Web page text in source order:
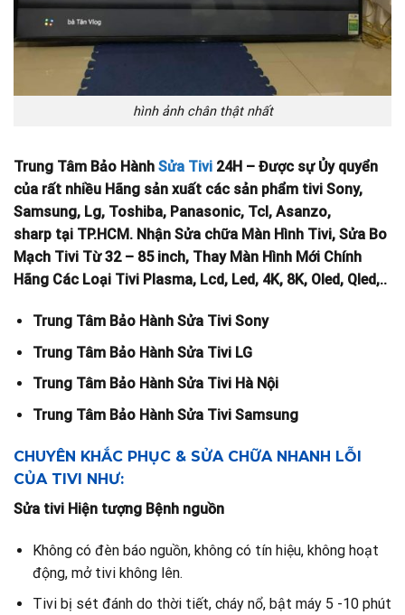
hình ảnh chân thật nhất
Trung Tâm Bảo Hành Sửa Tivi 24H – Được sự Ủy quyển
của rất nhiều Hãng sản xuất các sản phẩm tivi Sony,
Samsung, Lg, Toshiba, Panasonic, Tcl, Asanzo,
sharp tại TP.HCM. Nhận Sửa chữa Màn Hình Tivi, Sửa Bo
Mạch Tivi Từ 32 – 85 inch, Thay Màn Hình Mới Chính
Hãng Các Loại Tivi Plasma, Lcd, Led, 4K, 8K, Oled, Qled,..
Trung Tâm Bảo Hành Sửa Tivi Sony
Trung Tâm Bảo Hành Sửa Tivi LG
Trung Tâm Bảo Hành Sửa Tivi Hà Nội
Trung Tâm Bảo Hành Sửa Tivi Samsung
CHUYÊN KHẮC PHỤC & SỬA CHỮA NHANH LỖI
CỦA TIVI NHƯ:
Sửa tivi Hiện tượng Bệnh nguồn
Không có đèn báo nguồn, không có tín hiệu, không hoạt
động, mở tivi không lên.
Tivi bị sét đánh do thời tiết, cháy nổ, bật máy 5 -10 phút